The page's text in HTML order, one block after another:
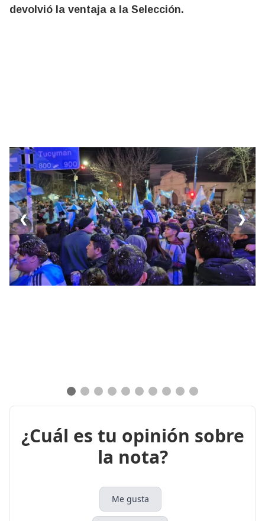
devolvió la ventaja a la Selección.
❮ ❯
¿Cuál es tu opinión sobre
la nota?
Me gusta